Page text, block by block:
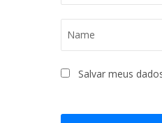
Salvar meus